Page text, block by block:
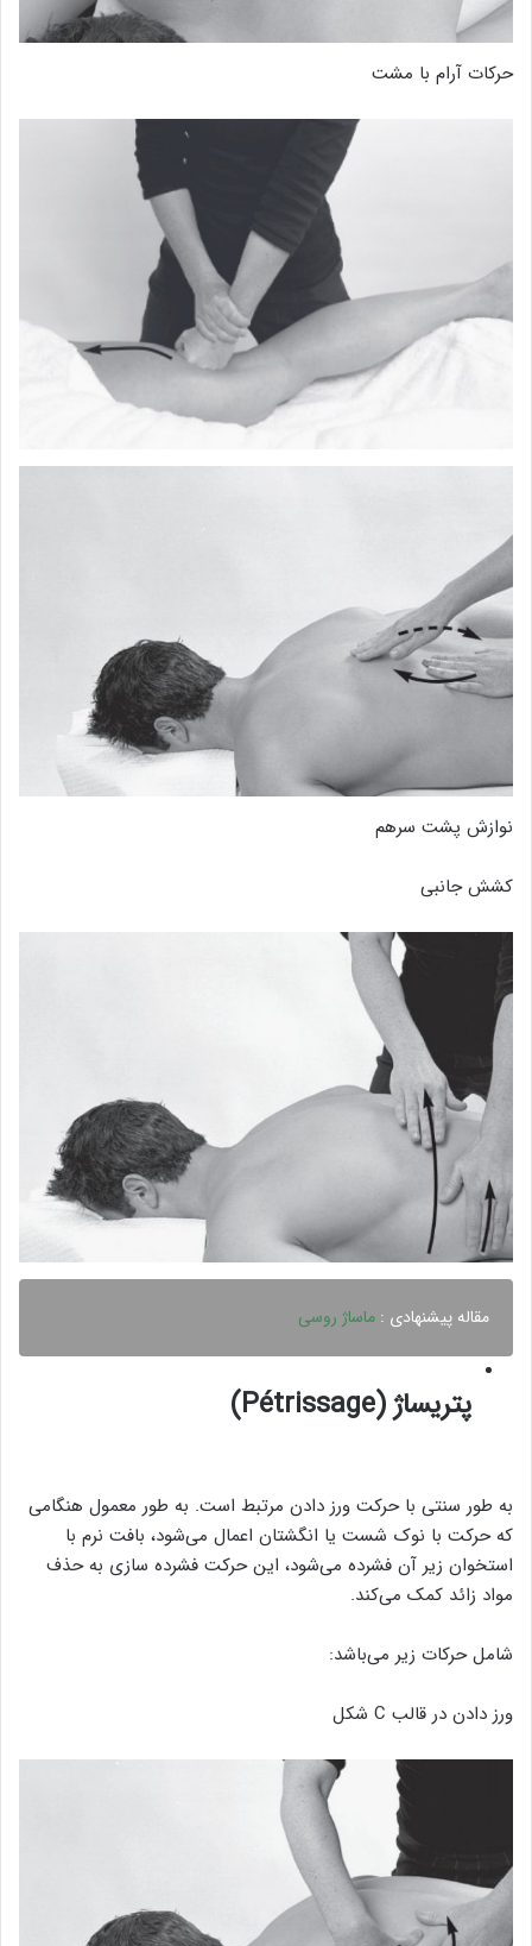
حرکات آرام با مشت
نوازش پشت سرهم
کشش جانبی
مقاله پیشنهادی : ماساژ روسی
پتریساژ (Pétrissage)
به طور سنتی با حرکت ورز دادن مرتبط است. به طور معمول هنگامی
که حرکت با نوک شست یا انگشتان اعمال می‌شود، بافت نرم با
استخوان زیر آن فشرده می‌شود، این حرکت فشرده سازی به حذف
مواد زائد کمک می‌کند.
شامل حرکات زیر می‌باشد:
ورز دادن در قالب C شکل